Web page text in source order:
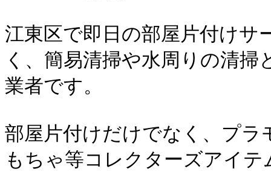
江東区で即日の部屋片付け
く、簡易清掃や水周りの清
業者です。
部屋片付けだけでなく、プ
もちゃ等コレクターズアイ